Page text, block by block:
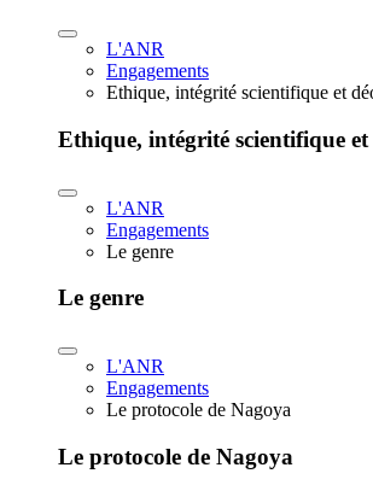
L'ANR
Engagements
Ethique, intégrité scientifique et
Ethique, intégrité scientifique
L'ANR
Engagements
Le genre
Le genre
L'ANR
Engagements
Le protocole de Nagoya
Le protocole de Nagoya